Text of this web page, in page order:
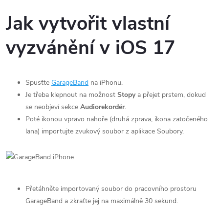
Jak vytvořit vlastní
vyzvánění v iOS 17
Spusťte GarageBand na iPhonu.
Je třeba klepnout na možnost Stopya přejet prstem, dokud
se neobjeví sekce Audiorekordér.
Poté ikonou vpravo nahoře (druhá zprava, ikona zatočeného
lana) importujte zvukový soubor z aplikace Soubory.
Přetáhněte importovaný soubor do pracovního prostoru
GarageBand a zkraťte jej na maximálně 30 sekund.